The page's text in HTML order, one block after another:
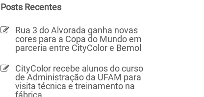
Posts Recentes
Rua 3 do Alvorada ganha novas
cores para a Copa do Mundo em
parceria entre CityColor e Bemol
CityColor recebe alunos do curso
de Administração da UFAM para
visita técnica e treinamento na
fábrica